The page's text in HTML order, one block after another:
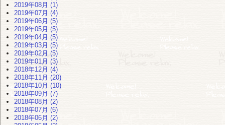
2019年08月 (1)
2019年07月 (4)
2019年06月 (5)
2019年05月 (5)
2019年04月 (5)
2019年03月 (5)
2019年02月 (5)
2019年01月 (3)
2018年12月 (4)
2018年11月 (20)
2018年10月 (10)
2018年09月 (7)
2018年08月 (2)
2018年07月 (6)
2018年06月 (2)